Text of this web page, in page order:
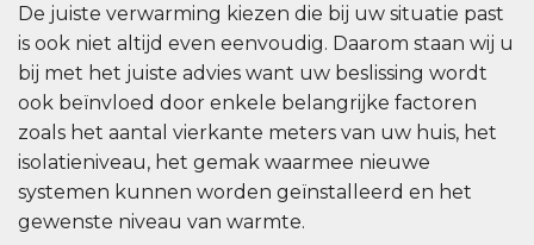
De juiste verwarming kiezen die bij uw situatie past
is ook niet altijd even eenvoudig. Daarom staan wij u
bij met het juiste advies want uw beslissing wordt
ook beïnvloed door enkele belangrijke factoren
zoals het aantal vierkante meters van uw huis, het
isolatieniveau, het gemak waarmee nieuwe
systemen kunnen worden geïnstalleerd en het
gewenste niveau van warmte.